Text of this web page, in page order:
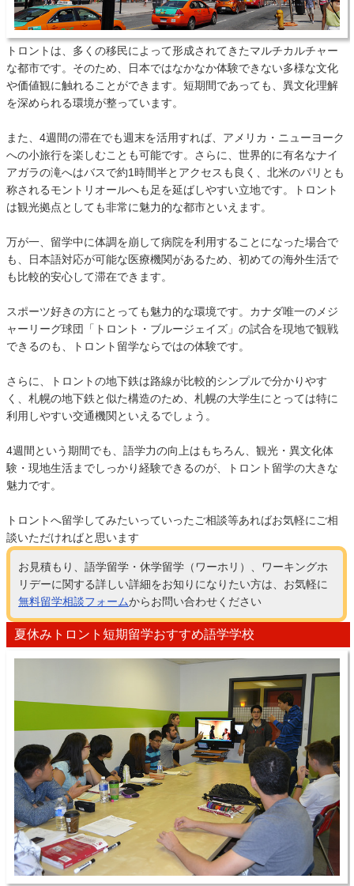
トロントは、多くの移民によって形成されてきたマルチカルチャー
な都市です。そのため、日本ではなかなか体験できない多様な文化
や価値観に触れることができます。短期間であっても、異文化理解
を深められる環境が整っています。
また、4週間の滞在でも週末を活用すれば、アメリカ・ニューヨーク
への小旅行を楽しむことも可能です。さらに、世界的に有名なナイ
アガラの滝へはバスで約1時間半とアクセスも良く、北米のパリとも
称されるモントリオールへも足を延ばしやすい立地です。トロント
は観光拠点としても非常に魅力的な都市といえます。
万が一、留学中に体調を崩して病院を利用することになった場合で
も、日本語対応が可能な医療機関があるため、初めての海外生活で
も比較的安心して滞在できます。
スポーツ好きの方にとっても魅力的な環境です。カナダ唯一のメジ
ャーリーグ球団「トロント・ブルージェイズ」の試合を現地で観戦
できるのも、トロント留学ならではの体験です。
さらに、トロントの地下鉄は路線が比較的シンプルで分かりやす
く、札幌の地下鉄と似た構造のため、札幌の大学生にとっては特に
利用しやすい交通機関といえるでしょう。
4週間という期間でも、語学力の向上はもちろん、観光・異文化体
験・現地生活までしっかり経験できるのが、トロント留学の大きな
魅力です。
トロントへ留学してみたいっていったご相談等あればお気軽にご相
談いただければと思います
お見積もり、語学留学・休学留学（ワーホリ）、ワーキングホ
リデーに関する詳しい詳細をお知りになりたい方は、お気軽に
無料留学相談フォームからお問い合わせください
夏休みトロント短期留学おすすめ語学学校